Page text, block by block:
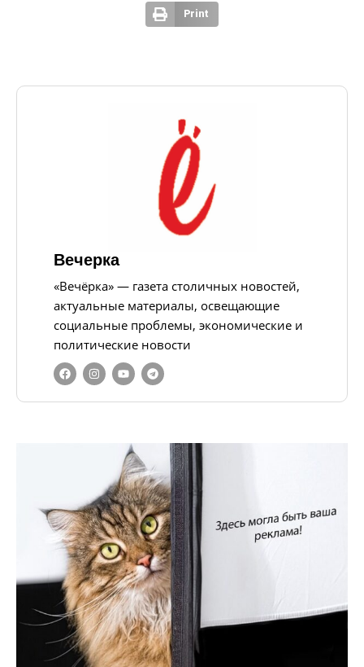
Print
Вечерка
«Вечёрка» — газета столичных новостей,
актуальные материалы, освещающие
социальные проблемы, экономические и
политические новости